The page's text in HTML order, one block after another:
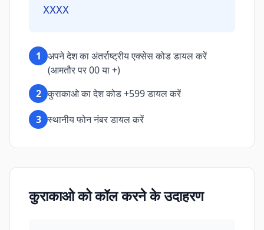
XXXX
1 अपने देश का अंतर्राष्ट्रीय एक्सेस कोड डायल करें
(आमतौर पर 00 या +)
2 कुराकाओ का देश कोड +599 डायल करें
3 स्थानीय फोन नंबर डायल करें
कुराकाओ को कॉल करने के उदाहरण